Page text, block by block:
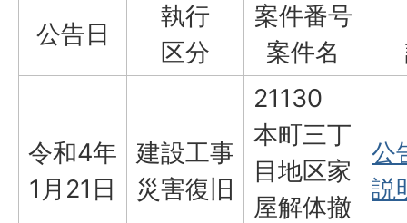
公告日
執行
区分
案件番号
案件名
令和4年
1月21日
建設工事
災害復旧
21130
本町三丁
目地区家
屋解体撤
公
説